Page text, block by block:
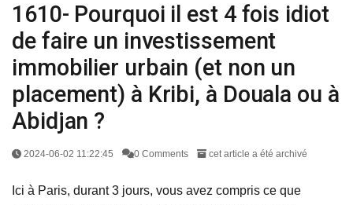
1610- Pourquoi il est 4 fois idiot
de faire un investissement
immobilier urbain (et non un
placement) à Kribi, à Douala ou à
Abidjan ?
2024-06-02 11:22:45 0 Comments cet article a été archivé
Ici à Paris, durant 3 jours, vous avez compris ce que